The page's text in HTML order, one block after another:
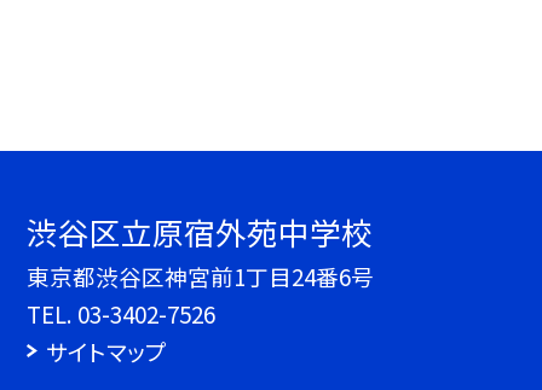
渋谷区立原宿外苑中学校
東京都渋谷区神宮前1丁目24番6号
TEL. 03-3402-7526
サイトマップ